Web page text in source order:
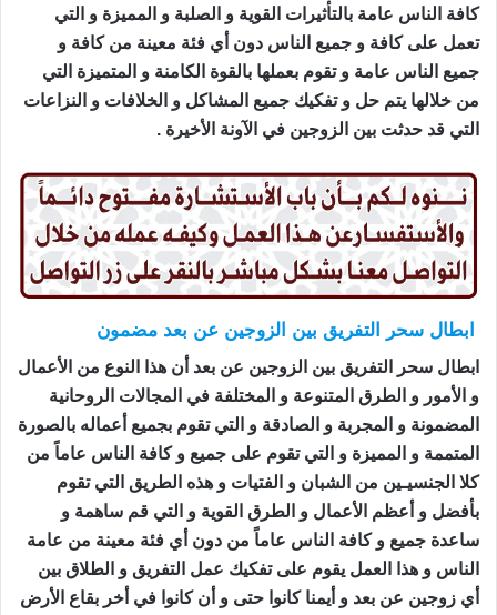
كافة الناس عامة بالتأثيرات القوية و الصلبة و المميزة و التي
تعمل على كافة و جميع الناس دون أي فئة معينة من كافة و
جميع الناس عامة و تقوم بعملها بالقوة الكامنة و المتميزة التي
من خلالها يتم حل و تفكيك جميع المشاكل و الخلافات و النزاعات
التي قد حدثت بين الزوجين في الآونة الأخيرة .
ابطال سحر التفريق بين الزوجين عن بعد مضمون
ابطال سحر التفريق بين الزوجين عن بعد أن هذا النوع من الأعمال
و الأمور و الطرق المتنوعة و المختلفة في المجالات الروحانية
المضمونة و المجربة و الصادقة و التي تقوم بجميع أعماله بالصورة
المتممة و المميزة و التي تقوم على جميع و كافة الناس عاماً من
كلا الجنسيـين من الشبان و الفتيات و هذه الطريق التي تقوم
بأفضل و أعظم الأعمال و الطرق القوية و التي قم ساهمة و
ساعدة جميع و كافة الناس عاماً من دون أي فئة معينة من عامة
الناس و هذا العمل يقوم على تفكيك عمل التفريق و الطلاق بين
أي زوجين عن بعد و أيمنا كانوا حتى و أن كانوا في أخر بقاع الأرض